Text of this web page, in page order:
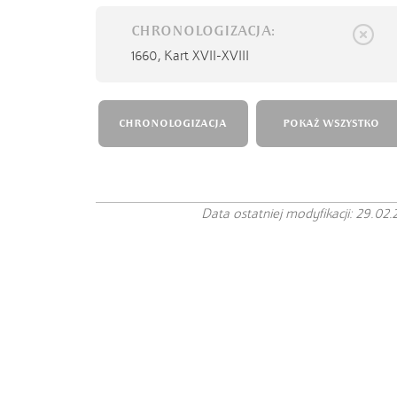
CHRONOLOGIZACJA:
1660, Kart XVII-XVIII
CHRONOLOGIZACJA POKAŻ WSZYSTKO
Data ostatniej modyfikacji: